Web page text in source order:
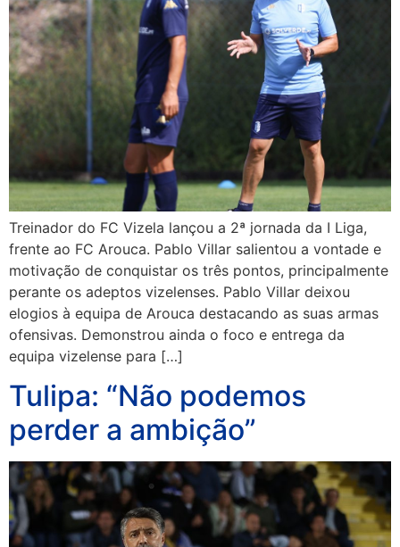
Treinador do FC Vizela lançou a 2ª jornada da I Liga,
frente ao FC Arouca. Pablo Villar salientou a vontade e
motivação de conquistar os três pontos, principalmente
perante os adeptos vizelenses. Pablo Villar deixou
elogios à equipa de Arouca destacando as suas armas
ofensivas. Demonstrou ainda o foco e entrega da
equipa vizelense para […]
Tulipa: “Não podemos
perder a ambição”